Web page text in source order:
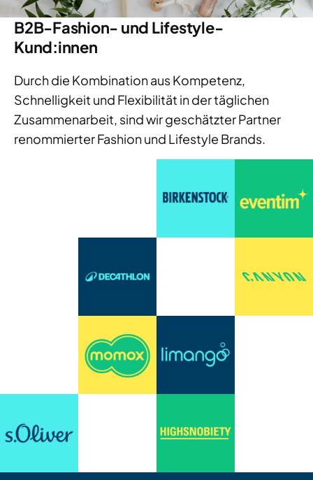
B2B-Fashion- und Lifestyle-
Kund:innen
Durch die Kombination aus Kompetenz,
Schnelligkeit und Flexibilität in der täglichen
Zusammenarbeit, sind wir geschätzter Partner
renommierter Fashion und Lifestyle Brands.